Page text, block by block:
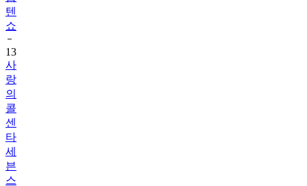
텐
쇼
13
사
랑
의
콜
센
타
세
븐
스